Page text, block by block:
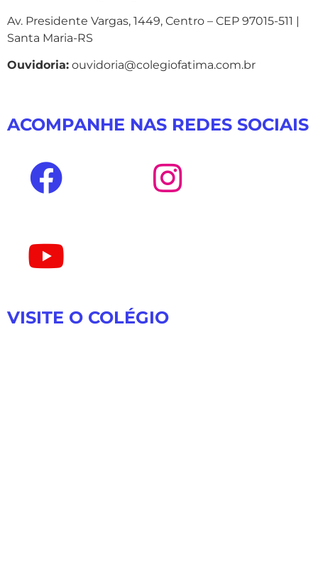
Av. Presidente Vargas, 1449, Centro – CEP 97015-511 |
Santa Maria-RS
Ouvidoria: ouvidoria@colegiofatima.com.br
ACOMPANHE NAS REDES SOCIAIS
VISITE O COLÉGIO